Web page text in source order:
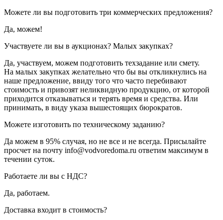
Можете ли вы подготовить три коммерческих предложения?
Да, можем!
Участвуете ли вы в аукционах? Малых закупках?
Да, участвуем, можем подготовить техзадание или смету.
На малых закупках желательно что бы вы откликнулись на
наше предложение, ввиду того что часто перебивают
стоимость и привозят неликвидную продукцию, от которой
приходится отказываться и терять время и средства. Или
принимать, в виду указа вышестоящих бюрократов.
Можете изготовить по техническому заданию?
Да можем в 95% случая, но не все и не всегда. Присылайте
просчет на почту info@vodvoredoma.ru ответим максимум в
течении суток.
Работаете ли вы с НДС?
Да, работаем.
Доставка входит в стоимость?